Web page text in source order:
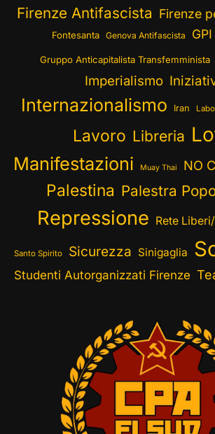
Firenze Antifascista Firenze
Fontesanta Genova Antifascista
Gruppo Anticapitalista Transfemminista
Imperialismo
Internazionalismo Iran
Lavoro Libreria
Manifestazioni Muay Thai NO
Palestina Palestra
Repressione Rete
Santo Spirito Sicurezza Sinigaglia
Studenti Autorganizzati Firenze